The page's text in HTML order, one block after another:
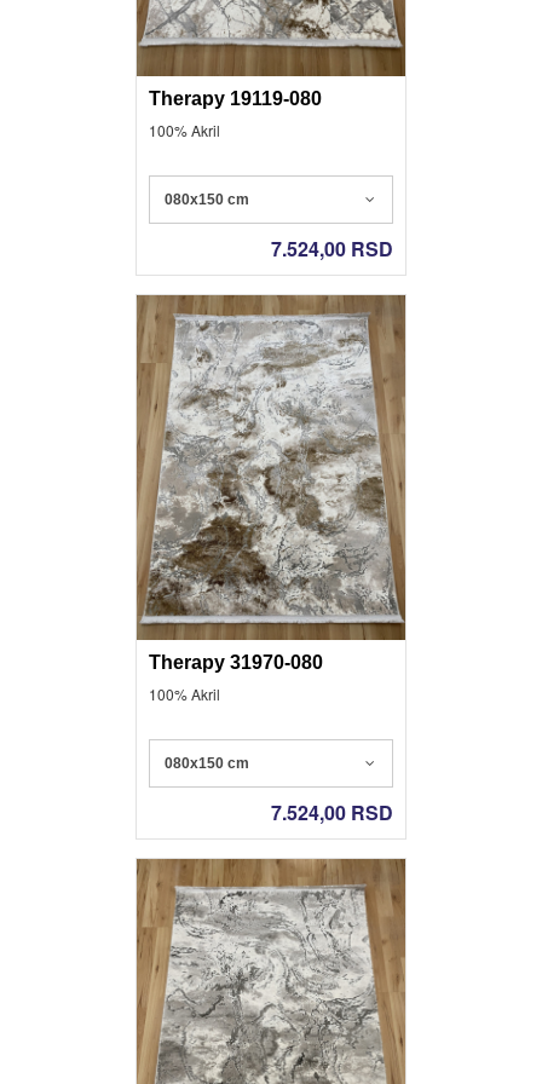
Therapy 19119-080
100% Akril
080x150 cm
7.524,00 RSD
Therapy 31970-080
100% Akril
080x150 cm
7.524,00 RSD